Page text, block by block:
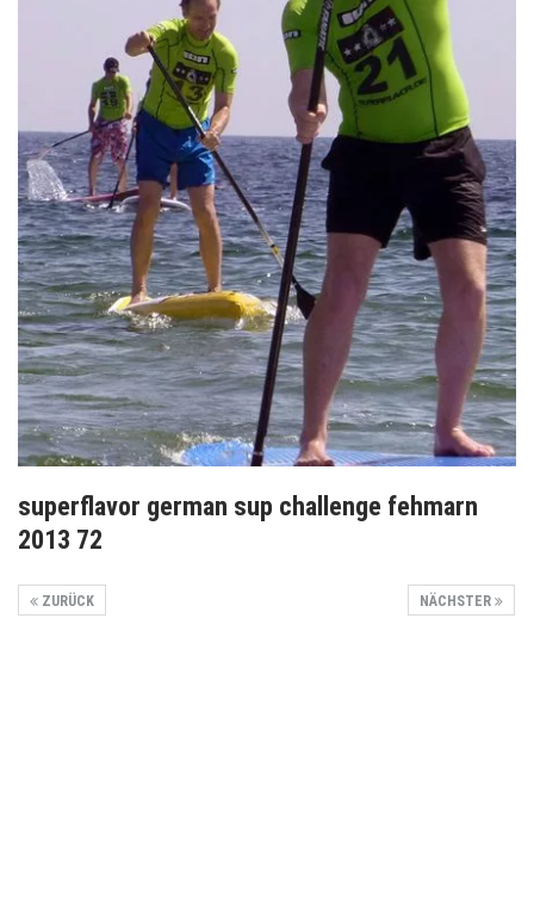
superflavor german sup challenge fehmarn
2013 72
NÄCHSTER
ZURÜCK